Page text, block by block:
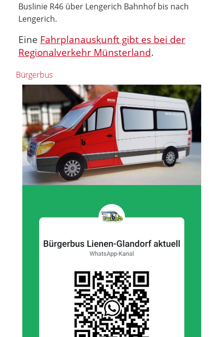
Buslinie R46 über Lengerich Bahnhof bis nach
Lengerich.
Eine Fahrplanauskunft gibt es bei der
Regionalverkehr Münsterland.
Bürgerbus